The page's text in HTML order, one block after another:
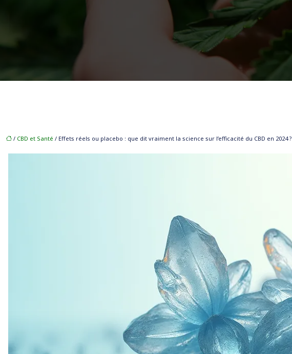
/ CBD et Santé / Effets réels ou placebo : que dit vraiment la science sur l’efficacité du CBD en 2024 ?